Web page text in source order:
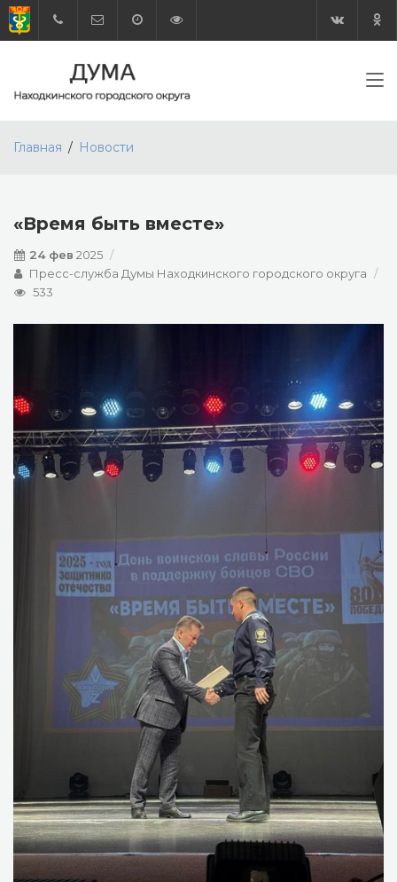
Главная Новости
«Время быть вместе»
24 фев 2025
Пресс-служба Думы Находкинского городского округа
533